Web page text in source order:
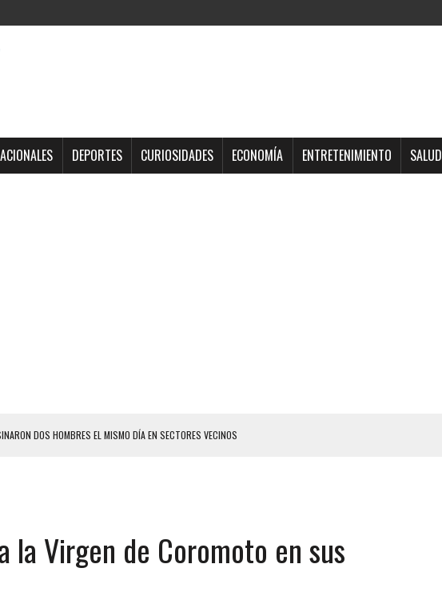
DEPORTES CURIOSIDADES ECONOMÍA ENTRETENIMIENTO SALUD
DOS HOMBRES EL MISMO DÍA EN SECTORES VECINOS
TRAS SER ACOSADA Y ABUSADA POR LA PAREJA DE SU ABUELA
DE UNA ADOLESCENTE VENEZOLANA EN REUNIÓN CON AMIGOS
DE TRATAMIENTO DESENCADENÓ TRAGEDIA FAMILIAR
AL SUICIDIO A UNA ADOLESCENTE DE 13 AÑOS TRAS ABUSAR DE ELLA
la Virgen de Coromoto en sus